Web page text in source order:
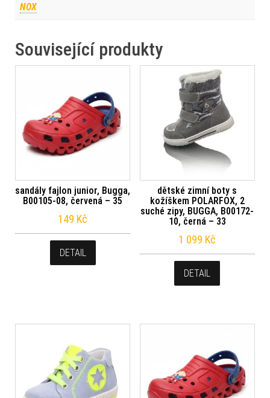
NOX
Související produkty
sandály fajlon junior, Bugga,
B00105-08, červená – 35
149 Kč
DETAIL
dětské zimní boty s
kožíškem POLARFOX, 2
suché zipy, BUGGA, B00172-
10, černá – 33
1 099 Kč
DETAIL